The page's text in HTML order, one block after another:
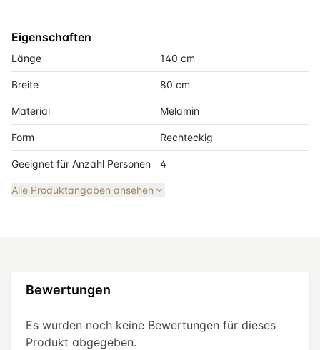
Eigenschaften
Länge 140 cm
Breite 80 cm
Material Melamin
Form Rechteckig
Geeignet für Anzahl Personen 4
Alle Produktangaben ansehen
Bewertungen
Es wurden noch keine Bewertungen für dieses
Produkt abgegeben.